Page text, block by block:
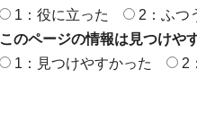
1：役に立った
2：ふつ
このページの情報は見つけや
1：見つけやすかった
2